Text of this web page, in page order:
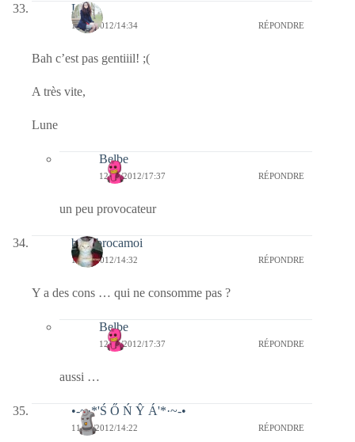
Lune
11/01/2012/14:34 RÉPONDRE
Bah c’est pas gentiiil! ;(
A très vite,
Lune
Belbe
12/01/2012/17:37 RÉPONDRE
un peu provocateur
bricabrocamoi
11/01/2012/14:32 RÉPONDRE
Y a des cons … qui ne consomme pas ?
Belbe
12/01/2012/17:37 RÉPONDRE
aussi …
•-~·*'Ś Ő Ń Ŷ Á'*·~-•
11/01/2012/14:22 RÉPONDRE